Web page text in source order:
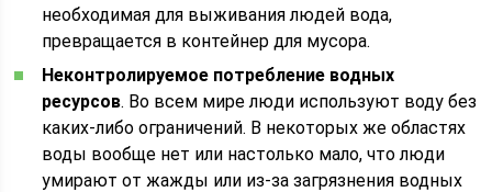
необходимая для выживания людей вода,
превращается в контейнер для мусора.
Неконтролируемое потребление водных
ресурсов. Во всем мире люди используют воду без
каких-либо ограничений. В некоторых же областях
воды вообще нет или настолько мало, что люди
умирают от жажды или из-за загрязнения водных